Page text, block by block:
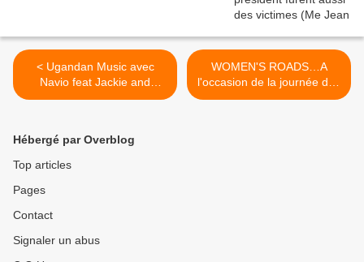
< Ugandan Music avec
Navio feat Jackie and
Fidempa - Wind It Up
WOMEN'S ROADS…A
l'occasion de la journée des
femmes, RDV le 08 mars
Hébergé par Overblog
Top articles
Pages
Contact
Signaler un abus